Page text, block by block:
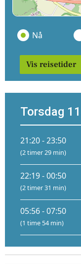
Nå
Vis reisetider
Torsdag
21:20 - 23:50
(2 timer 29 min)
22:19 - 00:50
(2 timer 31 min)
05:56 - 07:50
(1 time 54 min)